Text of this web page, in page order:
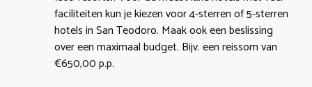
faciliteiten kun je kiezen voor 4-sterren of 5-sterren
hotels in San Teodoro. Maak ook een beslissing
over een maximaal budget. Bijv. een reissom van
€650,00 p.p.